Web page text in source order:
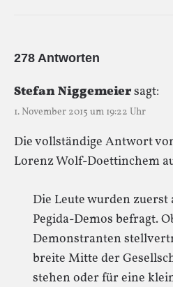
278 Antworten
Stefan Niggemeiersagt:
1. November 2015 um 19:22 Uhr
Die vollständige Antwort
Lorenz Wolf-Doettinchem
Die Leute wurden zuerst
Pegida-Demos befragt.
Demonstranten
breite Mitte der
stehen oder für eine